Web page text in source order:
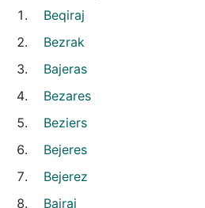
Beqiraj
Bezrak
Bajeras
Bezares
Beziers
Bejeres
Bejerez
Bajraj